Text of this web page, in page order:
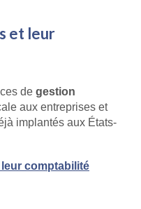
et leur
de gestion
aux entreprises et
implantés aux États-
leur comptabilité